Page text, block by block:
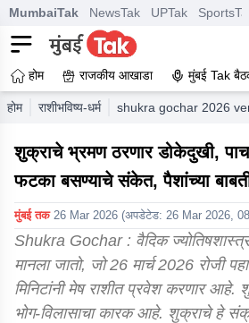
MumbaiTak NewsTak UPTak
होम राजकीय आखाडा मुंबई Tak
होम राशीभविष्य-धर्म shukra gochar 2026
शुक्राचे भ्रमण ठरणार डोकेदुखी, पाच
फटका बसण्याचे संकेत, पैशांच्या
मुंबई तक 26 Mar 2026 (अपडेटेड: 26 Mar 2026,
Shukra Gochar : वैदिक
मानला जातो, जो 26 मार्च 2026 रोजी
मिनिटांनी मेष राशीत प्रवेश करणार आहे.
भोग-विलासाचा कारक आहे. शुक्राचे हे